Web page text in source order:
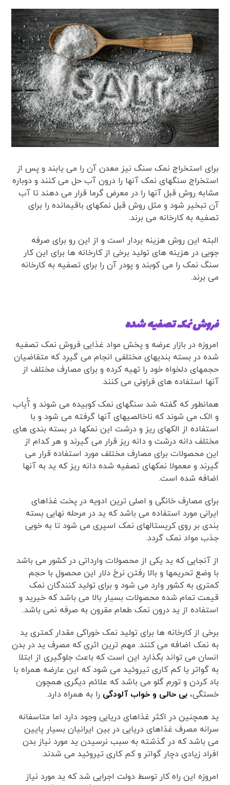
برای استخراج نمک سنگ نیز معدن آن را می یابند و پس از
استخراج سنگهای نمک آنها را درون آب حل می کنند و دوباره
مشابه روش قبل آنها را در معرض گرما قرار می دهند تا آب
آن تبخیر شود و مثل روش قبل نمکهای باقیمانده را برای
تصفیه به کارخانه می برند.
البته این روش هزینه بردار است و از این رو برای صرفه
جویی در هزینه های تولید برخی از کارخانه ها برای این کار
سنگ نمک را می کوبند و پودر آن را برای تصفیه به کارخانه
می برند.
فروش نمک تصفیه شده
امروزه در بازار عرضه و پخش مواد غذایی فروش نمک تصفیه
شده در بسته بندیهای مختلفی انجام می گیرد که متقاضیان
حجمهای دلخواه خود را تهیه کرده و برای مصارف مختلف از
آنها استفاده های فراونی می کنند.
همانطور که گفته شد سنگهای نمک کوبیده می شوند و آُیاب
و الک می شوند که ناخالصیهای آنها گرفته می شود و با
استفاده از الکهای ریز و درشت این نمکها در بسته بندی های
مختلف دانه درشت و دانه ریز قرار می گیرند و هر کدام از
این محصولات برای مصارف مختلف مورد استفاده قرار می
گیرند و معمولا نمکهای تصفیه شده دانه ریز که ید به آنها
اضافه شده است.
برای مصارف خانگی و اصلی ترین ادویه در پخت غذاهای
ایرانی مورد استفاده می باشد که ید در مرحله نهایی بسته
بندی بر روی کریستالهای نمک اسپری می شود تا به خوبی
جذب مواد نمک گردد.
از آنجایی که ید یکی از محصولات وارداتی در کشور می باشد
با وضع تحریمها و بالا رفتن نرخ دلار این محصول با حجم
کمتری به کشور وارد می شود و برای تولید کنندگان نمک
قیمت تمام شده محصولات بسیار بالا می باشد که خیرید و
استفاده از ید درون نمک طعام مقرون به صرفه نمی باشد..
برخی از کارخانه ها برای تولید نمک خوراکی مقدار کمتری ید
به نمک اضافه می کنند. مهم ترین اثری که مصرف ید در بدن
انسان می تواند بگذارد این است که باعث جلوگیری از ابتلا
به گواتر یا کم کاری تیروئید می شود که این عارضه همراه با
باد کردن و تورم گلو می باشد که علائم دیگری همچون
خستگی،بی حالی و خواب آلودگی را به همراه دارد.
ید همچنین در اکثر غذاهای دریایی وجود دارد اما متاسفانه
سرانه مصرف غذاهای دریایی در بین ایرانیان بسیار پایین
می باشد که در گذشته به سبب نرسیدن ید مورد نیاز بدن
افراد زیادی دچار گواتر و کم کاری تیروئید می شدند.
امروزه این راه کار توسط دولت اجرایی شد که ید مورد نیاز